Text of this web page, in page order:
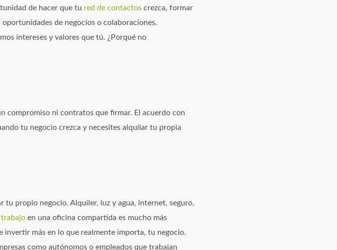
de hacer que tu red de contactos crezca, formar
de negocios o colaboraciones.
intereses y valores que tú. ¿Porqué no
compromiso ni contratos que firmar. El acuerdo con
tu negocio crezca y necesites alquilar tu propia
tu propio negocio. Alquiler, luz y agua, internet, seguro,
trabajo en una oficina compartida es mucho más
más en lo que realmente importa, tu negocio.
como autónomos o empleados que trabajan